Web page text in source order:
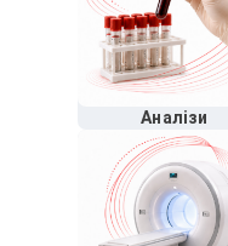
Аналізи